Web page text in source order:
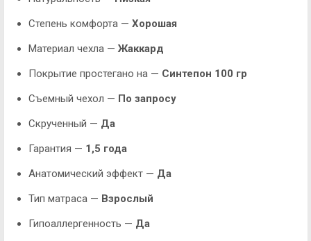
Степень комфорта — Хорошая
Материал чехла — Жаккард
Покрытие простегано на — Синтепон 100 гр
Съемный чехол — По запросу
Скрученный — Да
Гарантия — 1,5 года
Анатомический эффект — Да
Тип матраса — Взрослый
Гипоаллергенность — Да